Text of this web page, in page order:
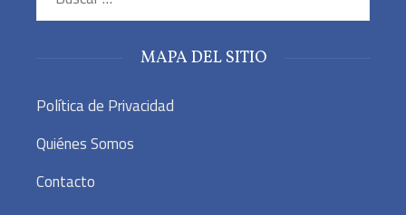
MAPA DEL SITIO
Política de Privacidad
Quiénes Somos
Contacto